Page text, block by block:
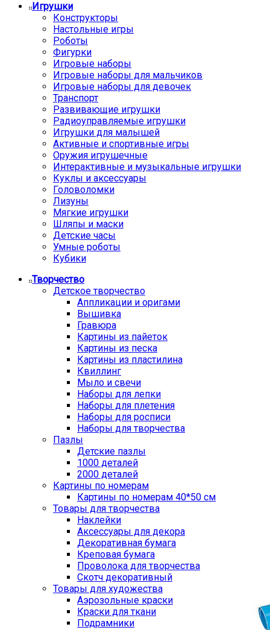
Игрушки
Конструкторы
Настольные игры
Роботы
Фигурки
Игровые наборы
Игровые наборы для мальчиков
Игровые наборы для девочек
Транспорт
Развивающие игрушки
Радиоуправляемые игрушки
Игрушки для малышей
Активные и спортивные игры
Оружия игрушечные
Интерактивные и музыкальные игрушки
Куклы и аксессуары
Головоломки
Лизуны
Мягкие игрушки
Шляпы и маски
Детские часы
Умные роботы
Кубики
Творчество
Детское творчество
Аппликации и оригами
Вышивка
Гравюра
Картины из пайеток
Картины из песка
Картины из пластилина
Квиллинг
Мыло и свечи
Наборы для лепки
Наборы для плетения
Наборы для росписи
Наборы для творчества
Пазлы
Детские пазлы
1000 деталей
2000 деталей
Картины по номерам
Картины по номерам 40*50 см
Товары для творчества
Наклейки
Аксессуары для декора
Декоративная бумага
Креповая бумага
Проволока для творчества
Скотч декоративный
Товары для художества
Аэрозольные краски
Краски для ткани
Подрамники